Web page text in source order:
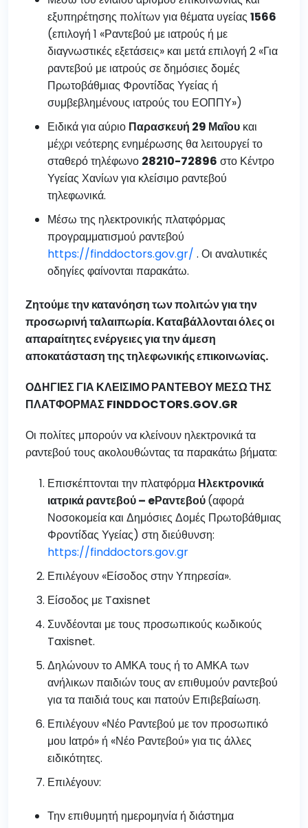
εξυπηρέτησης πολίτων για θέματα υγείας 1566
(επιλογή 1 «Ραντεβού με ιατρούς ή με
διαγνωστικές εξετάσεις» και μετά επιλογή 2 «Για
ραντεβού με ιατρούς σε δημόσιες δομές
Πρωτοβάθμιας Φροντίδας Υγείας ή
συμβεβλημένους ιατρούς του ΕΟΠΠΥ»)
Ειδικά για αύριο Παρασκευή 29 Μαΐου και
μέχρι νεότερης ενημέρωσης θα λειτουργεί το
σταθερό τηλέφωνο 28210-72896 στο Κέντρο
Υγείας Χανίων για κλείσιμο ραντεβού
τηλεφωνικά.
Μέσω της ηλεκτρονικής πλατφόρμας
προγραμματισμού ραντεβού
https://finddoctors.gov.gr/ . Οι αναλυτικές
οδηγίες φαίνονται παρακάτω.
Ζητούμε την κατανόηση των πολιτών για την
προσωρινή ταλαιπωρία. Καταβάλλονται όλες οι
απαραίτητες ενέργειες για την άμεση
αποκατάσταση της τηλεφωνικής επικοινωνίας.
ΟΔΗΓΙΕΣ ΓΙΑ ΚΛΕΙΣΙΜΟ ΡΑΝΤΕΒΟΥ ΜΕΣΩ ΤΗΣ
ΠΛΑΤΦΟΡΜΑΣFINDDOCTORS.GOV.GR
Οι πολίτες μπορούν να κλείνουν ηλεκτρονικά τα
ραντεβού τους ακολουθώντας τα παρακάτω βήματα:
Επισκέπτονται την πλατφόρμα Ηλεκτρονικά
ιατρικά ραντεβού – eΡαντεβού(αφορά
Νοσοκομεία και Δημόσιες Δομές Πρωτοβάθμιας
Φροντίδας Υγείας) στη διεύθυνση:
https://finddoctors.gov.gr
Επιλέγουν «Είσοδος στην Υπηρεσία».
Είσοδος με Taxisnet
Συνδέονται με τους προσωπικούς κωδικούς
Taxisnet.
Δηλώνουν το ΑΜΚΑ τους ή το ΑΜΚΑ των
ανήλικων παιδιών τους αν επιθυμούν ραντεβού
για τα παιδιά τους και πατούν Επιβεβαίωση.
Επιλέγουν «Νέο Ραντεβού με τον προσωπικό
μου Ιατρό» ή «Νέο Ραντεβού» για τις άλλες
ειδικότητες.
Επιλέγουν:
Την επιθυμητή ημερομηνία ή διάστημα